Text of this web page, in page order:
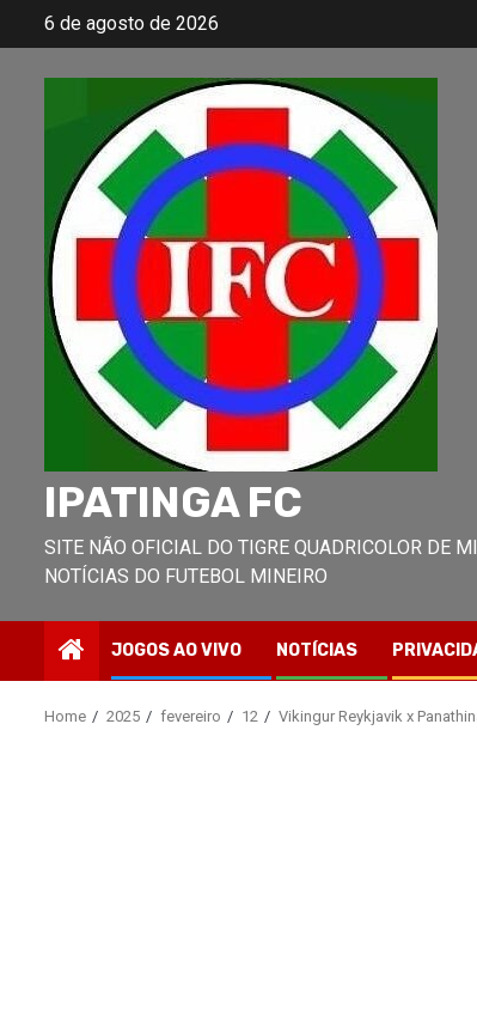
6 de agosto de 2026
IPATINGA FC
SITE NÃO OFICIAL DO TIGRE QUADRICOLOR DE
NOTÍCIAS DO FUTEBOL MINEIRO
JOGOS AO VIVO NOTÍCIAS
Home 2025 fevereiro 12 Vikingur Reykjavik x